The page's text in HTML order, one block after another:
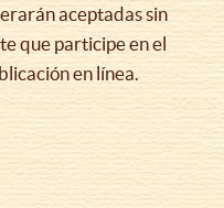
aceptadas sin
que participe en el
en línea.